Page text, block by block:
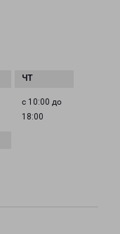
с 10:00 до
18:00